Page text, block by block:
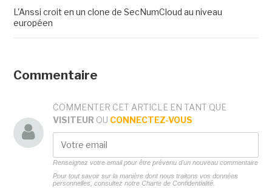
L'Anssi croit en un clone de SecNumCloud au niveau
européen
Commentaire
COMMENTER CET ARTICLE EN TANT QUE
VISITEUR OU CONNECTEZ-VOUS
Renseignez votre email pour être prévenu d'un nouveau commentaire
Pour tout savoir sur la manière dont nous traitons vos données
personnelles, consultez notre Charte de Confidentialité.